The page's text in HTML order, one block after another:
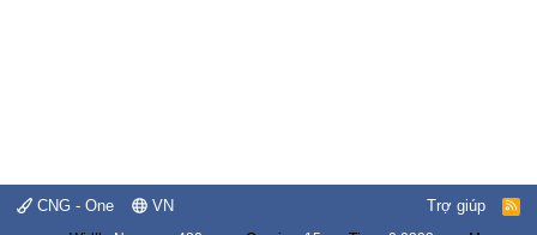
CNG - One VN Trợ giúp
R